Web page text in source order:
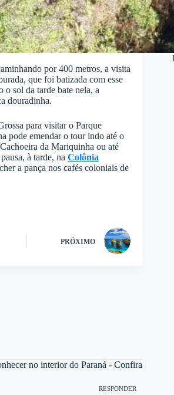
por 400 metros, a visita
que foi batizada com esse
o sol da tarde bate nela, a
douradinha.
para visitar o Parque
pode emendar o tour indo até o
da Mariquinha ou até
à tarde, na Colônia
a pança nos cafés coloniais de
PRÓXIMO
no interior do Paraná - Confira
RESPONDER